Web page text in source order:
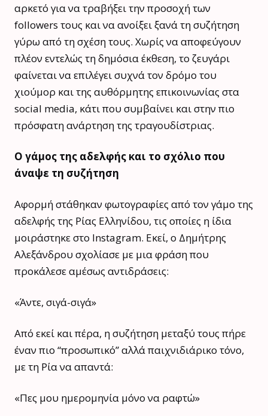
αρκετό για να τραβήξει την προσοχή των
followers τους και να ανοίξει ξανά τη συζήτηση
γύρω από τη σχέση τους. Χωρίς να αποφεύγουν
πλέον εντελώς τη δημόσια έκθεση, το ζευγάρι
φαίνεται να επιλέγει συχνά τον δρόμο του
χιούμορ και της αυθόρμητης επικοινωνίας στα
social media, κάτι που συμβαίνει και στην πιο
πρόσφατη ανάρτηση της τραγουδίστριας.
Ο γάμος της αδελφής και το σχόλιο που
άναψε τη συζήτηση
Αφορμή στάθηκαν φωτογραφίες από τον γάμο της
αδελφής της Ρίας Ελληνίδου, τις οποίες η ίδια
μοιράστηκε στο Instagram. Εκεί, ο Δημήτρης
Αλεξάνδρου σχολίασε με μια φράση που
προκάλεσε αμέσως αντιδράσεις:
«Άντε, σιγά-σιγά»
Από εκεί και πέρα, η συζήτηση μεταξύ τους πήρε
έναν πιο “προσωπικό” αλλά παιχνιδιάρικο τόνο,
με τη Ρία να απαντά:
«Πες μου ημερομηνία μόνο να ραφτώ»